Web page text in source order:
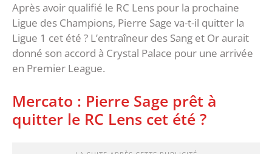
Après avoir qualifié le RC Lens pour la prochaine
Ligue des Champions, Pierre Sage va-t-il quitter la
Ligue 1 cet été ? L’entraîneur des Sang et Or aurait
donné son accord à Crystal Palace pour une arrivée
en Premier League.
Mercato : Pierre Sage prêt à
quitter le RC Lens cet été ?